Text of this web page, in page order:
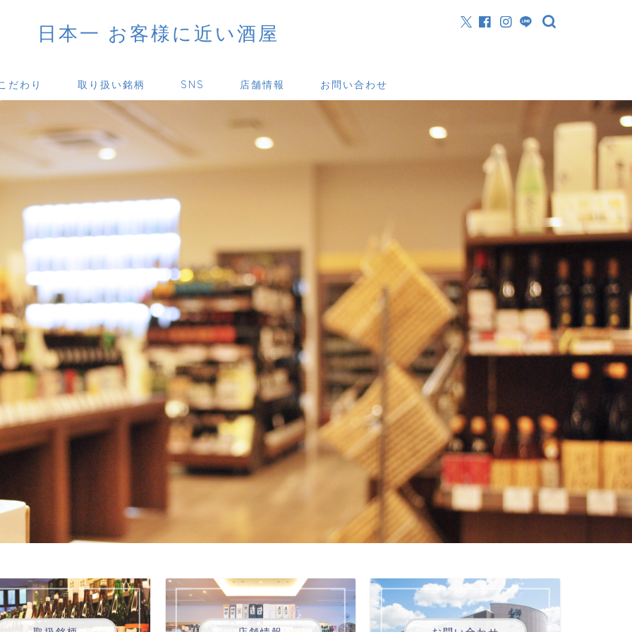
日本一 お客様に近い酒屋
だわり 取り扱い銘柄 SNS 店舗情報 お問い合わせ